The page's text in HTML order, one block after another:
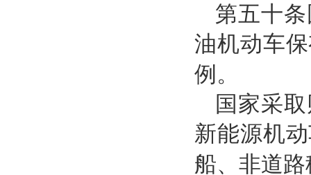
第五十
油机动车
例。
国家采
新能源机
船、非道